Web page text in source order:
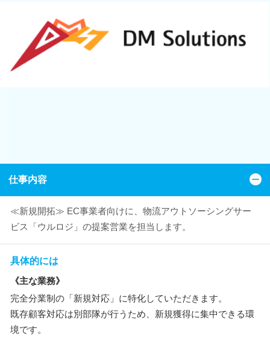
仕事内容
≪新規開拓≫ EC事業者向けに、物流アウトソーシングサー
ビス「ウルロジ」の提案営業を担当します。
具体的には
《主な業務》
完全分業制の「新規対応」に特化していただきます。
既存顧客対応は別部隊が行うため、新規獲得に集中できる環
境です。